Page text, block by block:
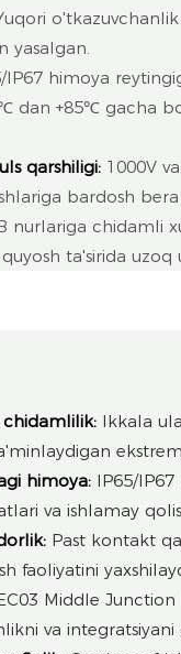
himoya
dan +85℃ gacha
qarshiligi:1000V
bardosh bera
nurlariga chidamli
ta'sirida uzoq
Ikkala
himoya:IP65/IP67
va ishlamay
Past kontakt
faoliyatini
Middle
va integratsiyani